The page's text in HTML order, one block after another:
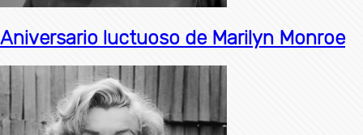
Aniversario luctuoso de Marilyn Monroe